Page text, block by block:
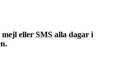
eller SMS alla dagar i